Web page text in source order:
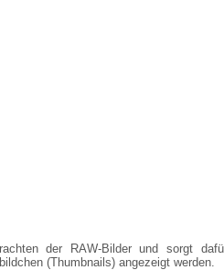
der RAW-Bilder und sorgt
(Thumbnails) angezeigt werden.